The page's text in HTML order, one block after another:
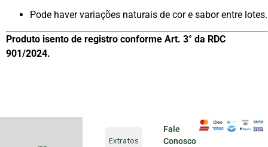
Pode haver variações naturais de cor e sabor entre lotes.
Produto isento de registro conforme Art. 3° da RDC
901/2024.
Extratos
Fale
Conosco